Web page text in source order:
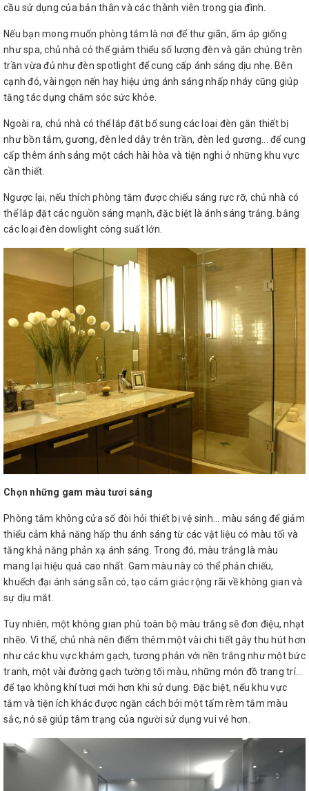
cầu sử dụng của bản thân và các thành viên trong gia đình.
Nếu bạn mong muốn phòng tắm là nơi để thư giãn, ấm áp giống
như spa, chủ nhà có thể giảm thiểu số lượng đèn và gắn chúng trên
trần vừa đủ như đèn spotlight để cung cấp ánh sáng dịu nhẹ. Bên
cạnh đó, vài ngọn nến hay hiệu ứng ánh sáng nhấp nháy cũng giúp
tăng tác dụng chăm sóc sức khỏe.
Ngoài ra, chủ nhà có thể lắp đặt bổ sung các loại đèn gắn thiết bị
như bồn tắm, gương, đèn led dây trên trần, đèn led gương... để cung
cấp thêm ánh sáng một cách hài hòa và tiện nghi ở những khu vực
cần thiết.
Ngược lại, nếu thích phòng tắm được chiếu sáng rực rỡ, chủ nhà có
thể lắp đặt các nguồn sáng mạnh, đặc biệt là ánh sáng trắng. bằng
các loại đèn dowlight công suất lớn.
Chọn những gam màu tươi sáng
Phòng tắm không cửa sổ đòi hỏi thiết bị vệ sinh... màu sáng để giảm
thiểu cảm khả năng hấp thu ánh sáng từ các vật liệu có màu tối và
tăng khả năng phản xạ ánh sáng. Trong đó, màu trắng là màu
mang lại hiệu quả cao nhất. Gam màu này có thể phản chiếu,
khuếch đại ánh sáng sẵn có, tạo cảm giác rộng rãi về không gian và
sự dịu mắt.
Tuy nhiên, một không gian phủ toàn bộ màu trắng sẽ đơn điệu, nhạt
nhẽo. Vì thế, chủ nhà nên điểm thêm một vài chi tiết gây thu hút hơn
như các khu vực khảm gạch, tương phản với nền trắng như một bức
tranh, một vài đường gạch tường tối màu, những món đồ trang trí...
để tạo không khí tuơi mới hơn khi sử dụng. Đặc biệt, nếu khu vực
tắm và tiện ích khác được ngăn cách bởi một tấm rèm tắm màu
sắc, nó sẽ giúp tâm trạng của người sử dụng vui vẻ hơn.